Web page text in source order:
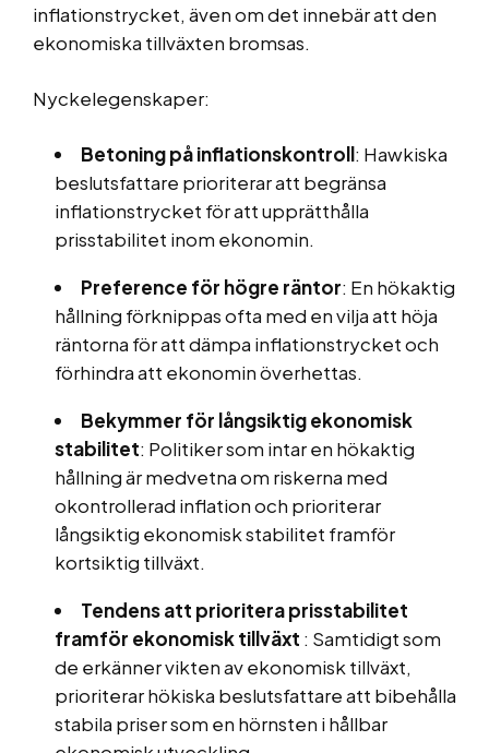
inflationstrycket, även om det innebär att den
ekonomiska tillväxten bromsas.
Nyckelegenskaper:
Betoning på inflationskontroll: Hawkiska
beslutsfattare prioriterar att begränsa
inflationstrycket för att upprätthålla
prisstabilitet inom ekonomin.
Preference för högre räntor: En hökaktig
hållning förknippas ofta med en vilja att höja
räntorna för att dämpa inflationstrycket och
förhindra att ekonomin överhettas.
Bekymmer för långsiktig ekonomisk
stabilitet: Politiker som intar en hökaktig
hållning är medvetna om riskerna med
okontrollerad inflation och prioriterar
långsiktig ekonomisk stabilitet framför
kortsiktig tillväxt.
Tendens att prioritera prisstabilitet
framför ekonomisk tillväxt : Samtidigt som
de erkänner vikten av ekonomisk tillväxt,
prioriterar hökiska beslutsfattare att bibehålla
stabila priser som en hörnsten i hållbar